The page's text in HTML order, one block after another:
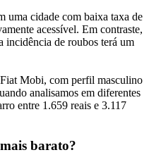
uma cidade com baixa taxa de
acessível. Em contraste,
incidência de roubos terá um
Mobi, com perfil masculino
analisamos em diferentes
entre 1.659 reais e 3.117
barato?